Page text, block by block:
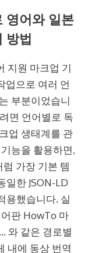
영어와 일본
방법
지원 마크업 기
업으로 여러 언
부분이었습니
면 언어별로 독
업 생태계를 관
능을 활용하면,
럼 가장 기본 템
일한 JSON-LD
용했습니다. 실
판 HowTo 마
와 같은 경로별
내에 동상 번역